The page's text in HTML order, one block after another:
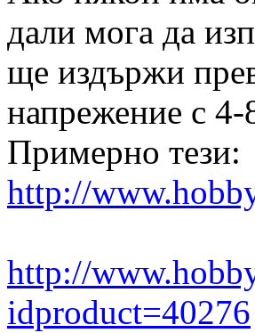
дали мога да
ще издържи
напрежение с 4-
Примерно тези:
http://
http://
idproduct=40276